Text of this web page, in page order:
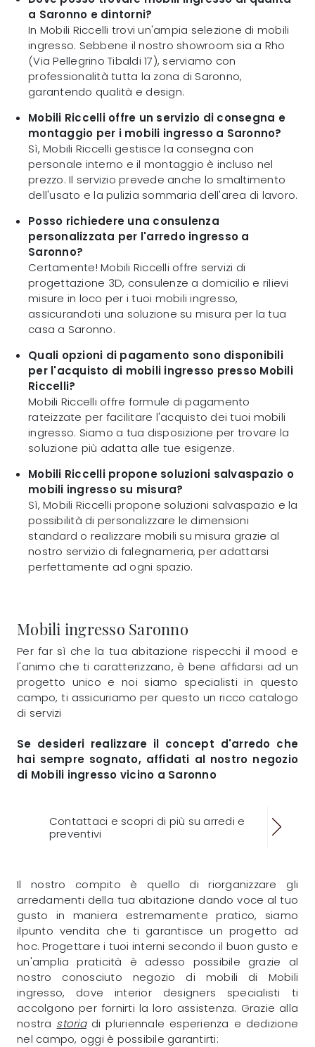
Mobili ingresso Saronno
Per far sì che la tua abitazione rispecchi il mood e
l'animo che ti caratterizzano, è bene affidarsi ad un
progetto unico e noi siamo specialisti in questo
campo, ti assicuriamo per questo un ricco catalogo
di servizi
Se desideri realizzare il concept d'arredo che
hai sempre sognato, affidati al nostro negozio
di Mobili ingresso vicino a Saronno
Contattaci e scopri di più su arredi e
preventivi
Il nostro compito è quello di riorganizzare gli
arredamenti della tua abitazione dando voce al tuo
gusto in maniera estremamente pratico, siamo
ilpunto vendita che ti garantisce un progetto ad
hoc. Progettare i tuoi interni secondo il buon gusto e
un'amplia praticità è adesso possibile grazie al
nostro conosciuto negozio di mobili di Mobili
ingresso, dove interior designers specialisti ti
accolgono per fornirti la loro assistenza. Grazie alla
nostra storiadi pluriennale esperienza e dedizione
nel campo, oggi è possibile garantirti:
a Saronno e dintorni?
In Mobili Riccelli trovi un'ampia selezione di mobili
ingresso. Sebbene il nostro showroom sia a Rho
(Via Pellegrino Tibaldi 17), serviamo con
professionalità tutta la zona di Saronno,
garantendo qualità e design.
Mobili Riccelli offre un servizio di consegna e
montaggio per i mobili ingresso a Saronno?
Sì, Mobili Riccelli gestisce la consegna con
personale interno e il montaggio è incluso nel
prezzo. Il servizio prevede anche lo smaltimento
dell'usato e la pulizia sommaria dell'area di lavoro.
Posso richiedere una consulenza
personalizzata per l'arredo ingresso a
Saronno?
Certamente! Mobili Riccelli offre servizi di
progettazione 3D, consulenze a domicilio e rilievi
misure in loco per i tuoi mobili ingresso,
assicurandoti una soluzione su misura per la tua
casa a Saronno.
Quali opzioni di pagamento sono disponibili
per l'acquisto di mobili ingresso presso Mobili
Riccelli?
Mobili Riccelli offre formule di pagamento
rateizzate per facilitare l'acquisto dei tuoi mobili
ingresso. Siamo a tua disposizione per trovare la
soluzione più adatta alle tue esigenze.
Mobili Riccelli propone soluzioni salvaspazio o
mobili ingresso su misura?
Sì, Mobili Riccelli propone soluzioni salvaspazio e la
possibilità di personalizzare le dimensioni
standard o realizzare mobili su misura grazie al
nostro servizio di falegnameria, per adattarsi
perfettamente ad ogni spazio.